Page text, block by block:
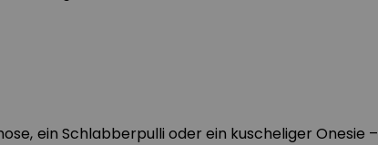
ein Schlabberpulli oder ein kuscheliger Onesie –